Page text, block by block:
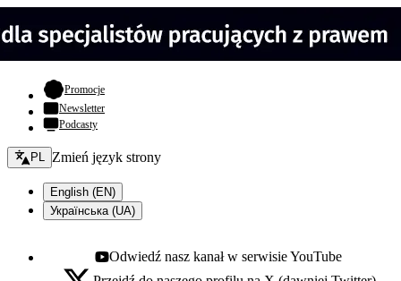
Promocje- otwiera się w nowej karcie
Newsletter
Podcasty
Zmień język - bieżący:
PL Zmień język strony
English (EN)
Українська (UA)
Youtube - otwiera się w nowej karcie
Odwiedź nasz kanał w serwisie YouTube